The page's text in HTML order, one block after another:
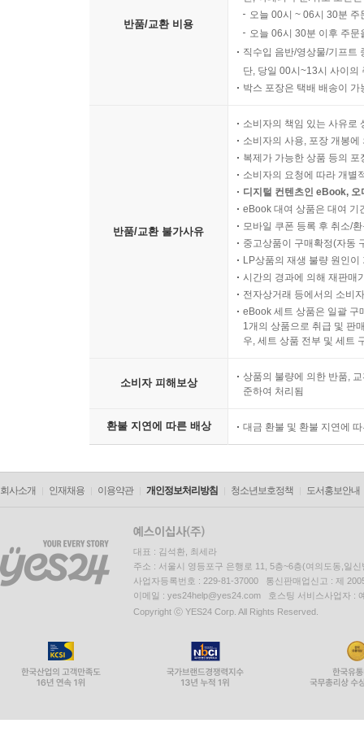
반품/교환 비용
오늘 00시 ~ 06시 30분
오늘 06시 30분 이후 주
직수입 음반/영상물/기프트
단, 당일 00시~13시 사이의
박스 포장은 택배 배송이
반품/교환 불가사유
소비자의 책임 있는 사유로
소비자의 사용, 포장 개봉
복제가 가능한 상품 등의
소비자의 요청에 따라 개별
디지털 컨텐츠인 eBook,
eBook 대여 상품은 대여 기
모바일 쿠폰 등록 후 취소/
중고상품이 구매확정(자동
LP상품의 재생 불량 원인
시간의 경과에 의해 재판매
전자상거래 등에서의 소비
eBook 세트 상품은 일괄 구
1개의 상품으로 취급 및 판
우, 세트 상품 전부 및 세트
소비자 피해보상
상품의 불량에 의한 반품,
준하여 처리됨
환불 지연에 따른 배상 대금 환불 및 환불 지연에
회사소개 인재채용 이용약관 개인정보처리방침 청소년보호정책 도서홍보안내
대표 : 김석환, 최세라
주소 : 서울시 영등포구 은행로 11, 5층~6층(여의도동,일신
사업자등록번호 : 229-81-37000 통신판매업신고 : 제
이메일 : yes24help@yes24.com 호스팅 서비스사업자 :
Copyright ⓒ YES24 Corp. All Rights Reserved.